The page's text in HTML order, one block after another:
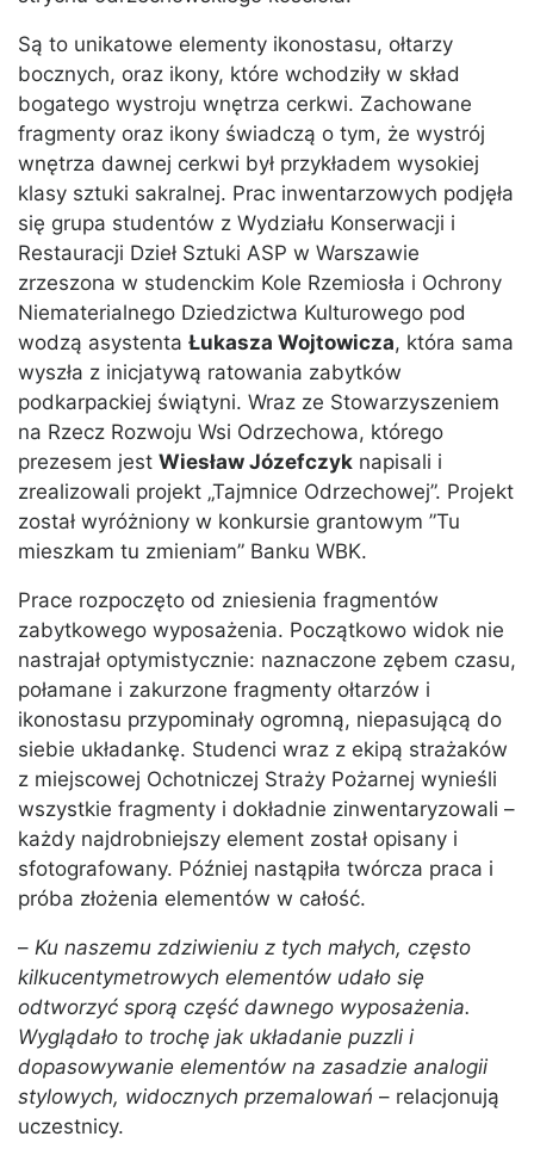
Są to unikatowe elementy ikonostasu, ołtarzy
bocznych, oraz ikony, które wchodziły w skład
bogatego wystroju wnętrza cerkwi. Zachowane
fragmenty oraz ikony świadczą o tym, że wystrój
wnętrza dawnej cerkwi był przykładem wysokiej
klasy sztuki sakralnej. Prac inwentarzowych podjęła
się grupa studentów z Wydziału Konserwacji i
Restauracji Dzieł Sztuki ASP w Warszawie
zrzeszona w studenckim Kole Rzemiosła i Ochrony
Niematerialnego Dziedzictwa Kulturowego pod
wodzą asystenta Łukasza Wojtowicza, która sama
wyszła z inicjatywą ratowania zabytków
podkarpackiej świątyni. Wraz ze Stowarzyszeniem
na Rzecz Rozwoju Wsi Odrzechowa, którego
prezesem jest Wiesław Józefczyk napisali i
zrealizowali projekt „Tajmnice Odrzechowej”. Projekt
został wyróżniony w konkursie grantowym ”Tu
mieszkam tu zmieniam” Banku WBK.
Prace rozpoczęto od zniesienia fragmentów
zabytkowego wyposażenia. Początkowo widok nie
nastrajał optymistycznie: naznaczone zębem czasu,
połamane i zakurzone fragmenty ołtarzów i
ikonostasu przypominały ogromną, niepasującą do
siebie układankę. Studenci wraz z ekipą strażaków
z miejscowej Ochotniczej Straży Pożarnej wynieśli
wszystkie fragmenty i dokładnie zinwentaryzowali –
każdy najdrobniejszy element został opisany i
sfotografowany. Później nastąpiła twórcza praca i
próba złożenia elementów w całość.
– Ku naszemu zdziwieniu z tych małych, często
kilkucentymetrowych elementów udało się
odtworzyć sporą część dawnego wyposażenia.
Wyglądało to trochę jak układanie puzzli i
dopasowywanie elementów na zasadzie analogii
stylowych, widocznych przemalowań – relacjonują
uczestnicy.